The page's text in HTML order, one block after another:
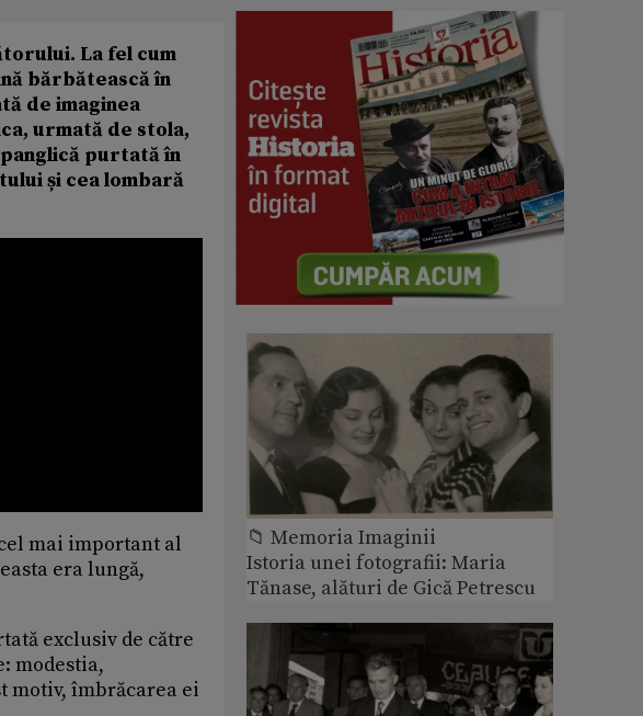
La fel cum
bărbătească în
de imaginea
urmată de stola,
purtată în
și cea lombară
mai important al
era lungă,
exclusiv de către
modestia,
motiv, îmbrăcarea ei
📁 Memoria Imaginii
Istoria unei fotografii: Maria
Tănase, alături de Gică Petrescu